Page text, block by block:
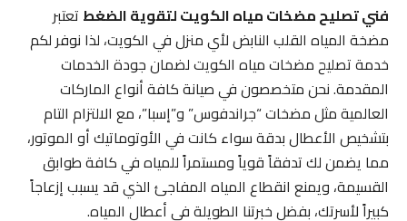
فني تصليح مضخات مياه الكويت لتقوية الضغطتعتبر
مضخة المياه القلب النابض لأي منزل في الكويت، لذا نوفر لكم
خدمة تصليح مضخات مياه الكويت لضمان جودة الخدمات
المقدمة. نحن متخصصون في صيانة كافة أنواع الماركات
العالمية مثل مضخات “جراندفوس” و”إسبا”، مع الالتزام التام
بتشخيص الأعطال بدقة سواء كانت في الأوتوماتيك أو الموتور،
مما يضمن لك تدفقاً قوياً ومستمراً للمياه في كافة طوابق
القسيمة، ويمنع انقطاع المياه المفاجئ الذي قد يسبب إزعاجاً
كبيراً لأسرتك، بفضل خبرتنا الطويلة في أعطال المياه.